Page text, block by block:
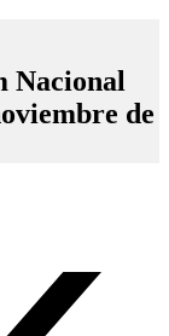
Nacional
de